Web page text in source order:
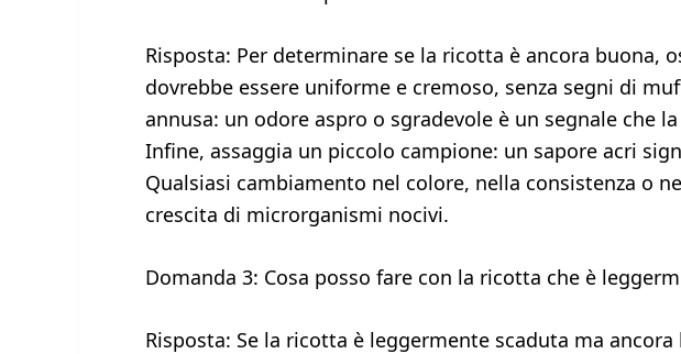
Risposta: Per determinare se la ricotta è ancora buona,
dovrebbe essere uniforme e cremoso, senza segni di
annusa: un odore aspro o sgradevole è un segnale che
Infine, assaggia un piccolo campione: un sapore acri
Qualsiasi cambiamento nel colore, nella consistenza o
crescita di microrganismi nocivi.
Domanda 3: Cosa posso fare con la ricotta che è
Risposta: Se la ricotta è leggermente scaduta ma